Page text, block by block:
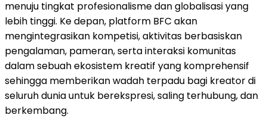
menuju tingkat profesionalisme dan globalisasi yang
lebih tinggi. Ke depan, platform BFC akan
mengintegrasikan kompetisi, aktivitas berbasiskan
pengalaman, pameran, serta interaksi komunitas
dalam sebuah ekosistem kreatif yang komprehensif
sehingga memberikan wadah terpadu bagi kreator di
seluruh dunia untuk berekspresi, saling terhubung, dan
berkembang.